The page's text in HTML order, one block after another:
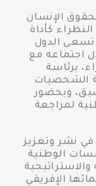
الإنسان
كأداة
تسعى الدول
اجتماعه مع
برئاسة
الشخصيات
وبحضور
لمراجعة
نشر وتعزيز
الوطنية
الإفريقي